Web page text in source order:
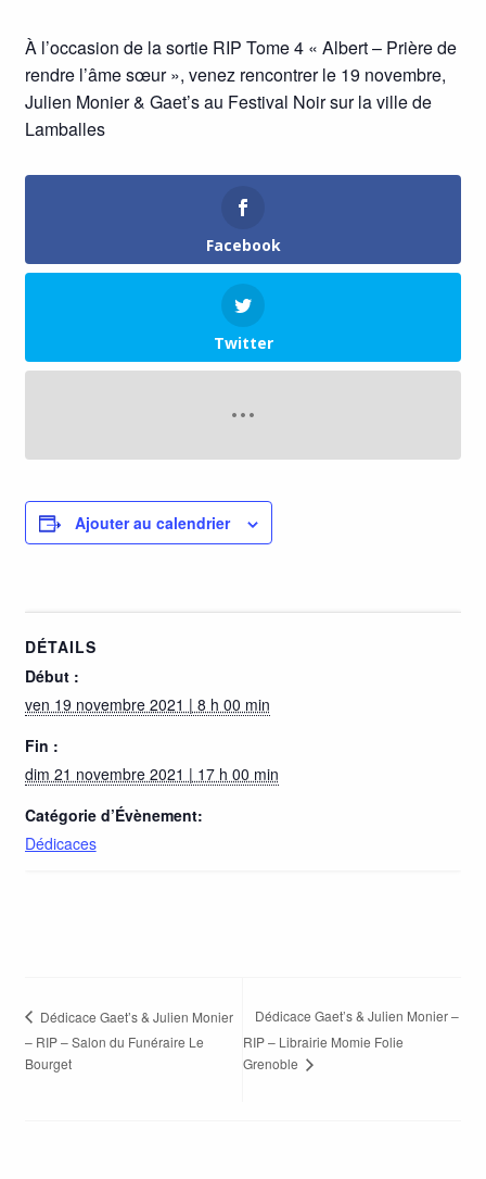
À l’occasion de la sortie RIP Tome 4 « Albert – Prière de
rendre l’âme sœur », venez rencontrer le 19 novembre,
Julien Monier & Gaet’s au Festival Noir sur la ville de
Lamballes
Facebook
Twitter
Ajouter au calendrier
DÉTAILS
Début :
ven 19 novembre 2021 | 8 h 00 min
Fin :
dim 21 novembre 2021 | 17 h 00 min
Catégorie d’Évènement:
Dédicaces
Dédicace Gaet’s & Julien Monier
– RIP – Salon du Funéraire Le
Bourget
Dédicace Gaet’s & Julien Monier –
RIP – Librairie Momie Folie
Grenoble